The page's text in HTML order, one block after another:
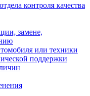
контроля качества
замене,
или техники
поддержки